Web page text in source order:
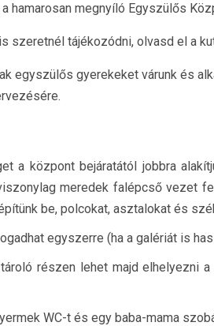
hamarosan megnyíló Egyszülős
szeretnél tájékozódni, olvasd el a
egyszülős gyerekeket várunk és
a központ bejáratától jobbra
meredek falépcső vezet
be, polcokat, asztalokat és
egyszerre (ha a galériát is
részen lehet majd elhelyezni
WC-t és egy baba-mama